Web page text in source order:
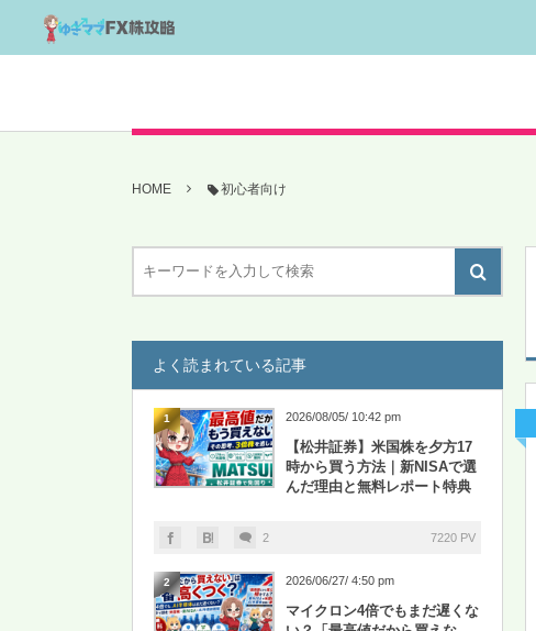
HOME 初心者向け
よく読まれている記事
1 2026/08/05/ 10:42 pm
【松井証券】米国株を夕方17
時から買う方法｜新NISAで選
んだ理由と無料レポート特典
2 7220 PV
2 2026/06/27/ 4:50 pm
マイクロン4倍でもまだ遅くな